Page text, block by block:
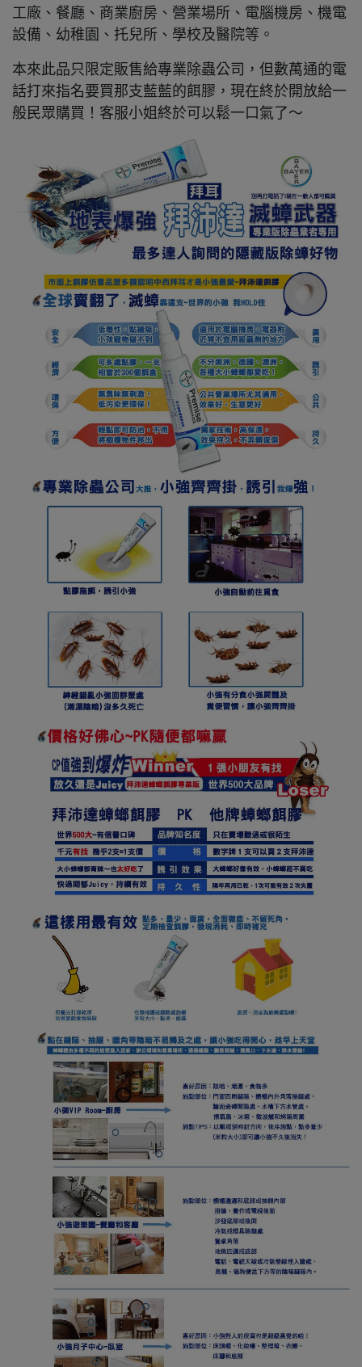
工廠、餐廳、商業廚房、營業場所、電腦機房、機電
設備、幼稚園、托兒所、學校及醫院等。
本來此品只限定販售給專業除蟲公司，但數萬通的電
話打來指名要買那支藍藍的餌膠，現在終於開放給一
般民眾購買！客服小姐終於可以鬆一口氣了～